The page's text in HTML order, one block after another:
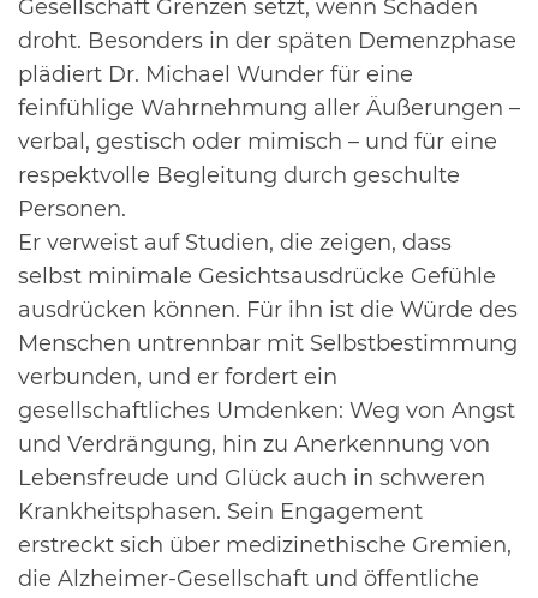
Gesellschaft Grenzen setzt, wenn Schaden
droht. Besonders in der späten Demenzphase
plädiert Dr. Michael Wunder für eine
feinfühlige Wahrnehmung aller Äußerungen –
verbal, gestisch oder mimisch – und für eine
respektvolle Begleitung durch geschulte
Personen.
Er verweist auf Studien, die zeigen, dass
selbst minimale Gesichtsausdrücke Gefühle
ausdrücken können. Für ihn ist die Würde des
Menschen untrennbar mit Selbstbestimmung
verbunden, und er fordert ein
gesellschaftliches Umdenken: Weg von Angst
und Verdrängung, hin zu Anerkennung von
Lebensfreude und Glück auch in schweren
Krankheitsphasen. Sein Engagement
erstreckt sich über medizinethische Gremien,
die Alzheimer-Gesellschaft und öffentliche